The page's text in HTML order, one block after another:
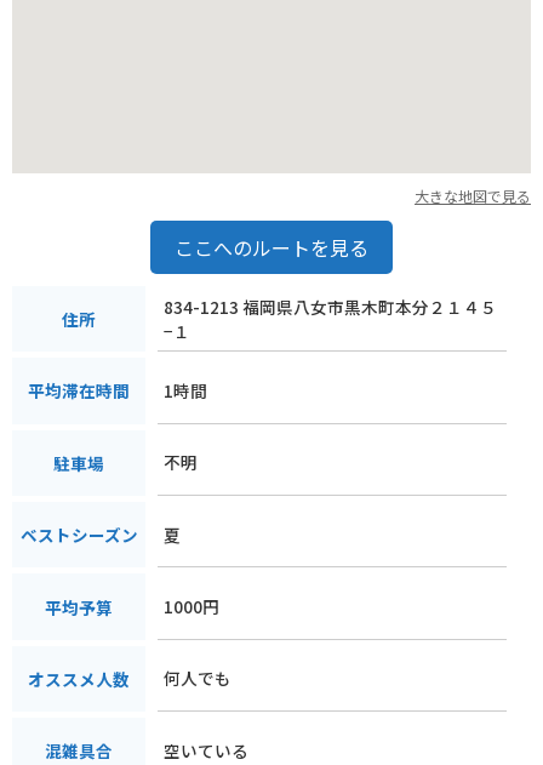
大きな地図で見る
ここへのルートを見る
住所
834-1213 福岡県八女市黒木町本分２１４５
−１
平均滞在時間 1時間
駐車場 不明
ベストシーズン 夏
平均予算 1000円
オススメ人数 何人でも
混雑具合 空いている